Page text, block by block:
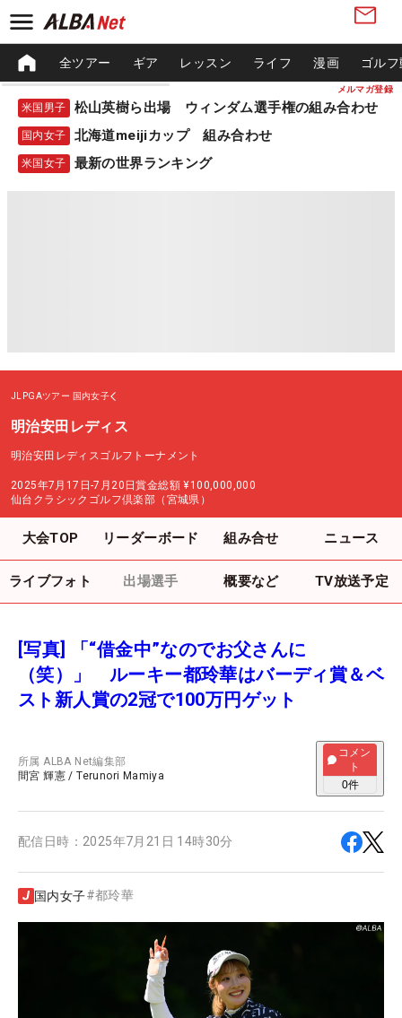
メルマガ登録
全ツアー ギア レッスン ライフ 漫画 ゴル
米国男子 松山英樹ら出場 ウィンダム選手権の組み合わせ
国内女子 北海道meijiカップ 組み合わせ
米国女子 最新の世界ランキング
JLPGAツアー 国内女子
明治安田レディス
明治安田レディスゴルフトーナメント
2025年7月17日-7月20日賞金総額 ¥100,000,000
仙台クラシックゴルフ倶楽部（宮城県）
大会TOP リーダーボード 組み合せ ニュース
ライブフォト 出場選手 概要など TV放送予定
[写真] 「“借金中”なのでお父さんに
（笑）」 ルーキー都玲華はバーディ賞＆ベ
スト新人賞の2冠で100万円ゲット
所属ALBA Net編集部
間宮 輝憲 /Terunori Mamiya
コメン
ト
0件
配信日時： 2025年7月21日 14時30分
国内女子#都玲華